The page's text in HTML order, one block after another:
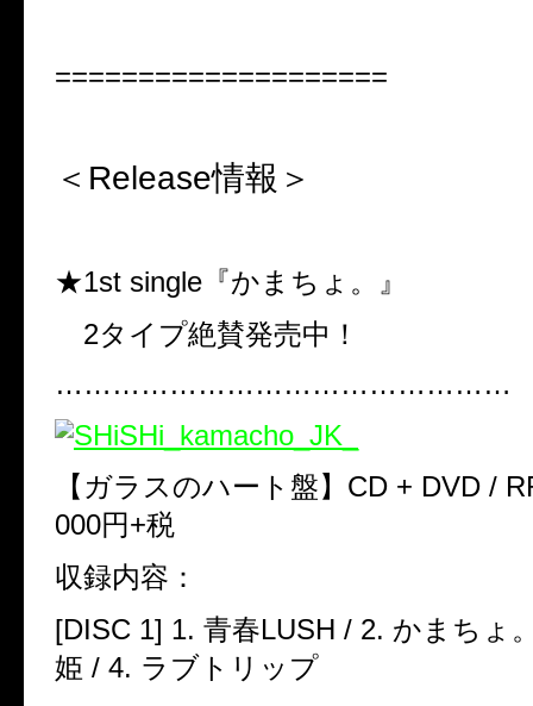
====================
＜ Release情報＞
★1st single 『かまちょ。』
2タイプ絶賛発売中！
…………………………………………
【ガラスのハート盤】CD + DVD /
000円+税
収録内容：
[DISC 1] 1. 青春LUSH / 2. かまちょ
姫 / 4. ラブトリップ